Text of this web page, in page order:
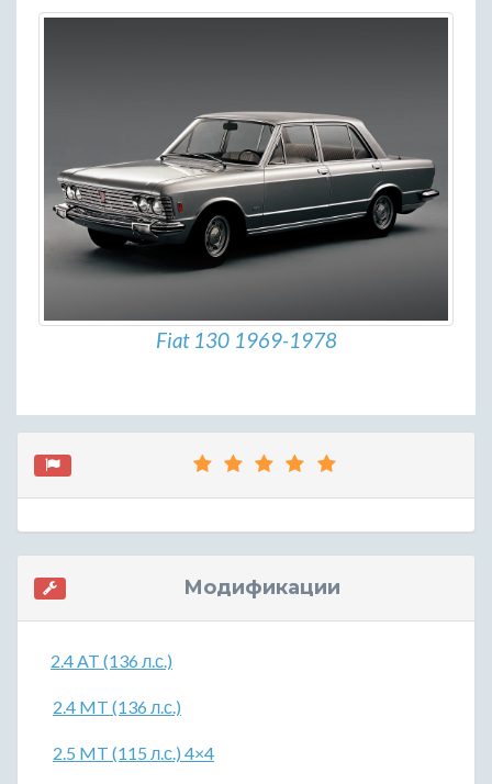
Fiat 130 1969-1978
Модификации
2.4 AT (136 л.с.)
2.4 MT (136 л.с.)
2.5 MT (115 л.с.) 4×4